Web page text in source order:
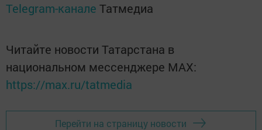
Telegram-канале Татмедиа
Читайте новости Татарстана в
национальном мессенджере MАХ:
https://max.ru/tatmedia
Перейти на страницу новости